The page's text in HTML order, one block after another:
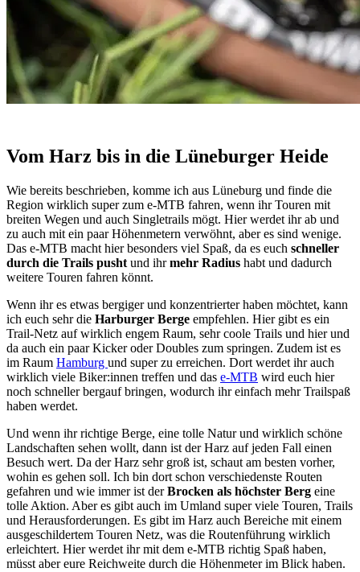
Vom Harz bis in die Lüneburger Heide
Wie bereits beschrieben, komme ich aus Lüneburg und finde die
Region wirklich super zum e-MTB fahren, wenn ihr Touren mit
breiten Wegen und auch Singletrails mögt. Hier werdet ihr ab und
zu auch mit ein paar Höhenmetern verwöhnt, aber es sind wenige.
Das e-MTB macht hier besonders viel Spaß, da es euch schneller
durch die Trails pusht und ihrmehr Radius habt und dadurch
weitere Touren fahren könnt.
Wenn ihr es etwas bergiger und konzentrierter haben möchtet, kann
ich euch sehr die Harburger Berge empfehlen. Hier gibt es ein
Trail-Netz auf wirklich engem Raum, sehr coole Trails und hier und
da auch ein paar Kicker oder Doubles zum springen. Zudem ist es
im Raum Hamburg und super zu erreichen. Dort werdet ihr auch
wirklich viele Biker:innen treffen und das e-MTB wird euch hier
noch schneller bergauf bringen, wodurch ihr einfach mehr Trailspaß
haben werdet.
Und wenn ihr richtige Berge, eine tolle Natur und wirklich schöne
Landschaften sehen wollt, dann ist der Harz auf jeden Fall einen
Besuch wert. Da der Harz sehr groß ist, schaut am besten vorher,
wohin es gehen soll. Ich bin dort schon verschiedenste Routen
gefahren und wie immer ist derBrocken als höchster Berg eine
tolle Aktion. Aber es gibt auch im Umland super viele Touren, Trails
und Herausforderungen. Es gibt im Harz auch Bereiche mit einem
ausgeschildertem Touren Netz, was die Routenführung wirklich
erleichtert. Hier werdet ihr mit dem e-MTB richtig Spaß haben,
müsst aber eure Reichweite durch die Höhenmeter im Blick haben.